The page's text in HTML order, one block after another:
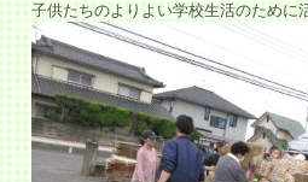
子供たちのよりよい学校生活のために